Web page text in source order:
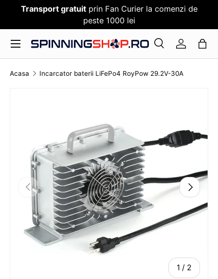
SARI PESTE CONTENT
Transport gratuitprin Fan Curier la comenzi de
peste 1000 lei
Cauta
CautaLog in
Meniu
Acasa Incarcator baterii LiFePo4 RoyPow 29.2V-30A
1 / 2